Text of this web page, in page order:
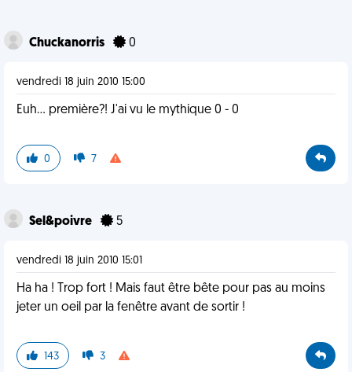
Chuckanorris 0
vendredi 18 juin 2010 15:00
Euh... première?! J'ai vu le mythique 0 - 0
0 7
Sel&poivre 5
vendredi 18 juin 2010 15:01
Ha ha ! Trop fort ! Mais faut être bête pour pas au moins
jeter un oeil par la fenêtre avant de sortir !
143 3